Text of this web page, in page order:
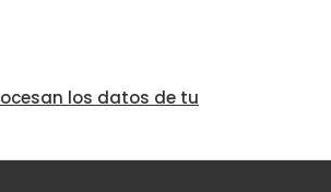
los datos de tu